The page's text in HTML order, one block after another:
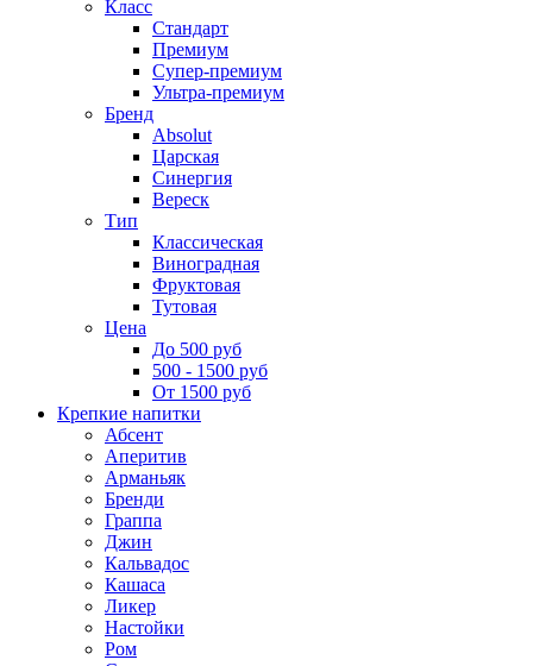
Класс
Стандарт
Премиум
Супер-премиум
Ультра-премиум
Бренд
Absolut
Царская
Синергия
Вереск
Тип
Классическая
Виноградная
Фруктовая
Тутовая
Цена
До 500 руб
500 - 1500 руб
От 1500 руб
Крепкие напитки
Абсент
Аперитив
Арманьяк
Бренди
Граппа
Джин
Кальвадос
Кашаса
Ликер
Настойки
Ром